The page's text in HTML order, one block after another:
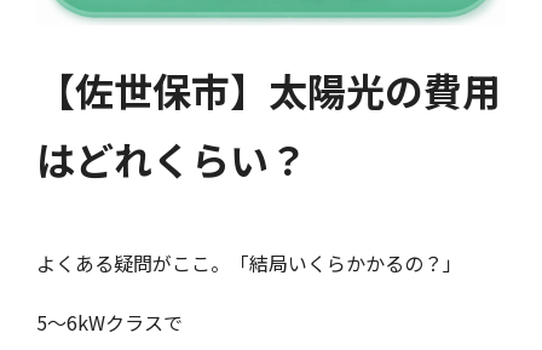
【佐世保市】太陽光の費用
はどれくらい？
よくある疑問がここ。「結局いくらかかるの？」
5〜6kWクラスで